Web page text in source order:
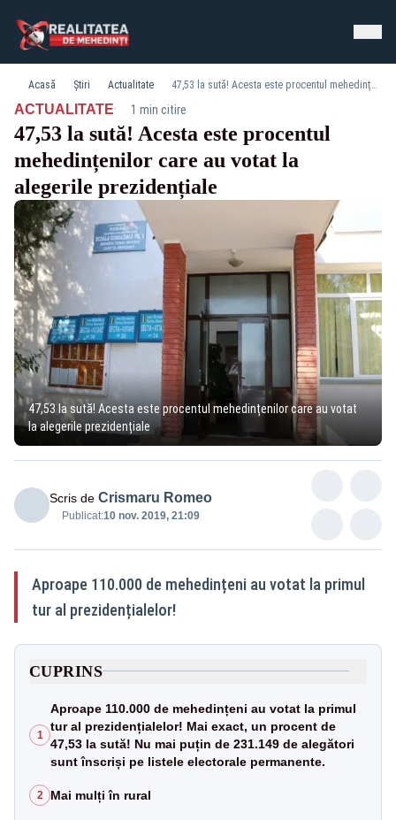
Acasă Știri Actualitate 47,53 la sută! Acesta este procentul mehedințenilor care au votat la alegerile prezidențiale
ACTUALITATE· 1 min citire
47,53 la sută! Acesta este procentul
mehedințenilor care au votat la
alegerile prezidențiale
47,53 la sută! Acesta este procentul mehedințenilor care au votat
la alegerile prezidențiale
Scris de Crismaru Romeo
Publicat:10 nov. 2019, 21:09
Aproape 110.000 de mehedințeni au votat la primul
tur al prezidențialelor!
CUPRINS
1
Aproape 110.000 de mehedințeni au votat la primul
tur al prezidențialelor! Mai exact, un procent de
47,53 la sută! Nu mai puțin de 231.149 de alegători
sunt înscriși pe listele electorale permanente.
2 Mai mulți în rural